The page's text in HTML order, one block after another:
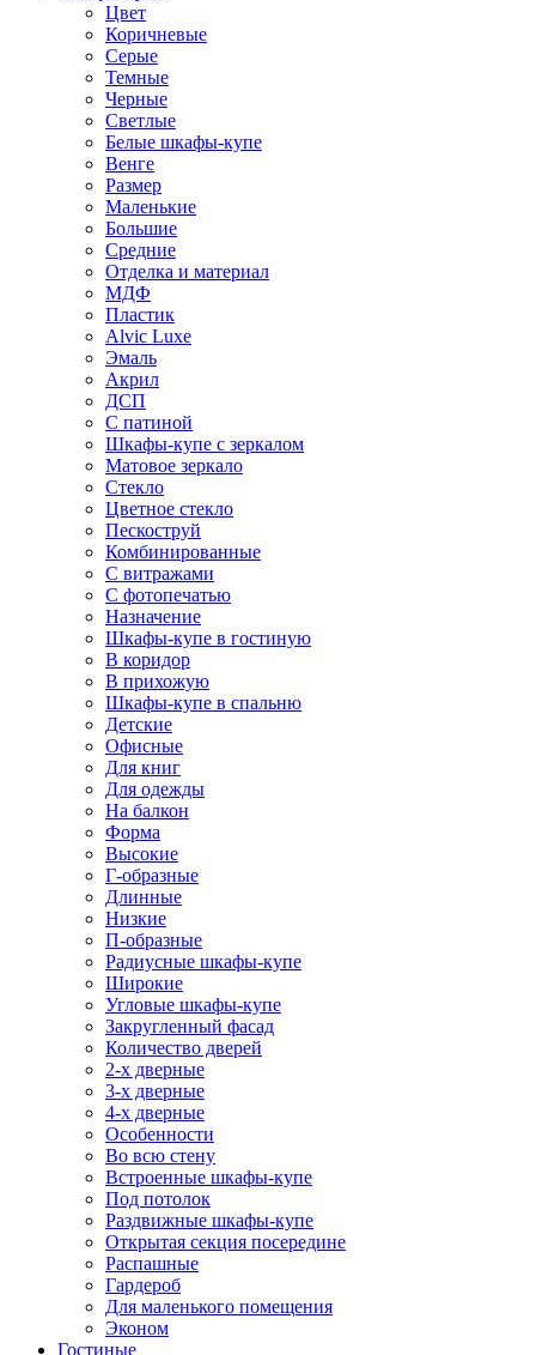
Цвет
Коричневые
Серые
Темные
Черные
Светлые
Белые шкафы-купе
Венге
Размер
Маленькие
Большие
Средние
Отделка и материал
МДФ
Пластик
Alvic Luxe
Эмаль
Акрил
ДСП
С патиной
Шкафы-купе с зеркалом
Матовое зеркало
Стекло
Цветное стекло
Пескоструй
Комбинированные
С витражами
С фотопечатью
Назначение
Шкафы-купе в гостиную
В коридор
В прихожую
Шкафы-купе в спальню
Детские
Офисные
Для книг
Для одежды
На балкон
Форма
Высокие
Г-образные
Длинные
Низкие
П-образные
Радиусные шкафы-купе
Широкие
Угловые шкафы-купе
Закругленный фасад
Количество дверей
2-х дверные
3-х дверные
4-х дверные
Особенности
Во всю стену
Встроенные шкафы-купе
Под потолок
Раздвижные шкафы-купе
Открытая секция посередине
Распашные
Гардероб
Для маленького помещения
Эконом
Гостиные